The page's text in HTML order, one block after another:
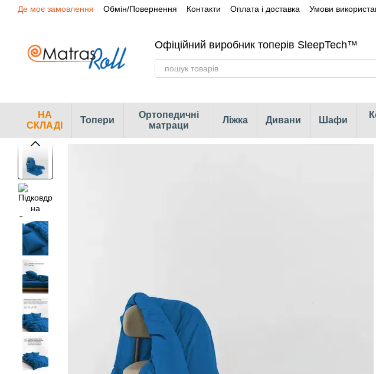
Перейти до основного контенту
Де моє замовлення Обмін/Повернення Контакти Оплата і доставка Умови
Офіційний виробник топерів SleepTech™
НА
СКЛАДІ
Топери
Ортопедичні
матраци
Ліжка Дивани Шафи